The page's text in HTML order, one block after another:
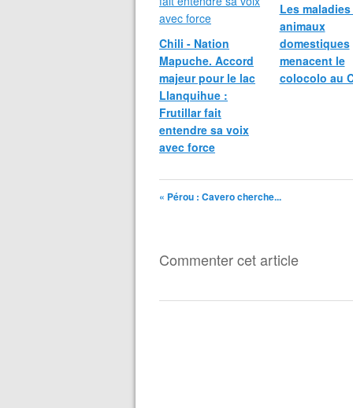
Chili - Nation
Mapuche. Accord
majeur pour le lac
Llanquihue :
Frutillar fait
entendre sa voix
avec force
Les
animaux
domestiques
menacent le
colocolo au
« Pérou : Cavero cherche...
Commenter cet article